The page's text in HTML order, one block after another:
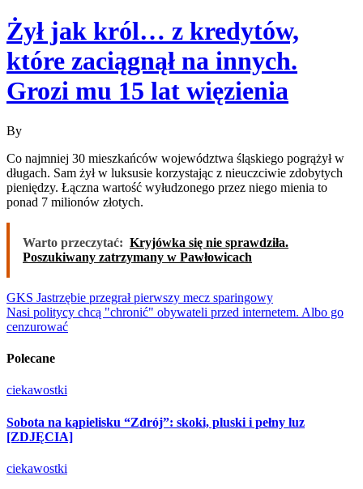
Żył jak król… z kredytów,
które zaciągnął na innych.
Grozi mu 15 lat więzienia
By
Co najmniej 30 mieszkańców województwa śląskiego pogrążył w
długach. Sam żył w luksusie korzystając z nieuczciwie zdobytych
pieniędzy. Łączna wartość wyłudzonego przez niego mienia to
ponad 7 milionów złotych.
Warto przeczytać: Kryjówka się nie sprawdziła.
Poszukiwany zatrzymany w Pawłowicach
Nawigacja
wpisu
GKS Jastrzębie przegrał pierwszy mecz sparingowy
Nasi politycy chcą "chronić" obywateli przed internetem. Albo go
cenzurować
Polecane
ciekawostki
Sobota na kąpielisku “Zdrój”: skoki, pluski i pełny luz
[ZDJĘCIA]
ciekawostki